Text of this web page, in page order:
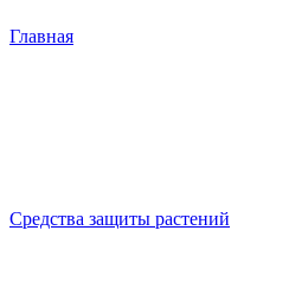
Главная
Средства защиты растений